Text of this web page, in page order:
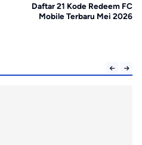
Daftar 21 Kode Redeem FC
Mobile Terbaru Mei 2026